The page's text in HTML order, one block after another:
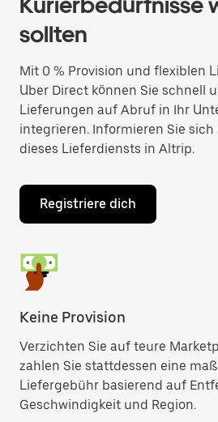
sollten
Mit 0 % Provision und flexiblen
Uber Direct können Sie schnell
Lieferungen auf Abruf in Ihr
integrieren. Informieren Sie sich
dieses Lieferdiensts in Altrip.
Registriere dich
Keine Provision
Verzichten Sie auf teure
zahlen Sie stattdessen eine
Liefergebühr basierend auf
Geschwindigkeit und Region.